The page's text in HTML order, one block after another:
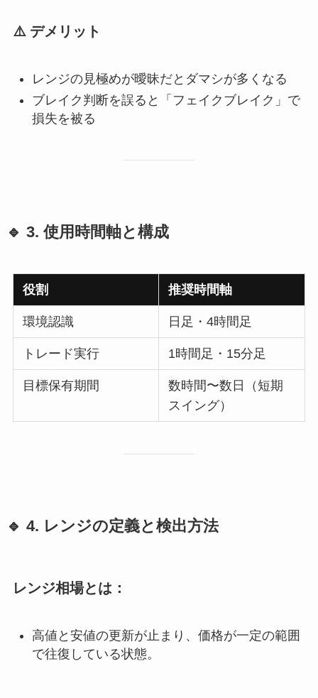
⚠️ デメリット
レンジの見極めが曖昧だとダマシが多くなる
ブレイク判断を誤ると「フェイクブレイク」で
損失を被る
🔹 3. 使用時間軸と構成
役割 推奨時間軸
環境認識 日足・4時間足
トレード実行 1時間足・15分足
目標保有期間
数時間〜数日（短期
スイング）
🔹 4. レンジの定義と検出方法
レンジ相場とは：
高値と安値の更新が止まり、価格が一定の範囲
で往復している状態。